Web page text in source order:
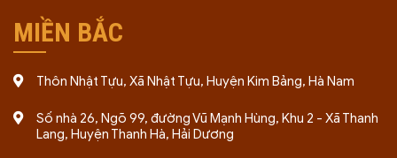
MIỀN BẮC
Thôn Nhật Tựu, Xã Nhật Tựu, Huyện Kim Bảng, Hà Nam
Số nhà 26, Ngõ 99, đường Vũ Mạnh Hùng, Khu 2 - Xã Thanh
Lang, Huyện Thanh Hà, Hải Dương